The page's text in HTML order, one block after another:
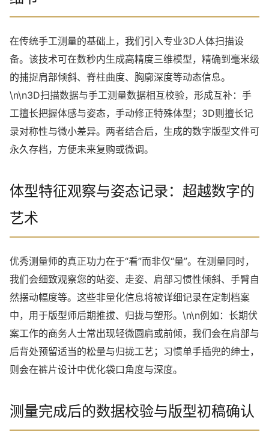
在传统手工测量的基础上，我们引入专业3D人体扫描设
备。该技术可在数秒内生成高精度三维模型，精确到毫米级
的捕捉肩部倾斜、脊柱曲度、胸廓深度等动态信息。
\n\n3D扫描数据与手工测量数据相互校验，形成互补：手
工擅长把握体感与姿态，手动修正特殊体型；3D则擅长记
录对称性与微小差异。两者结合后，生成的数字版型文件可
永久存档，方便未来复购或微调。
体型特征观察与姿态记录：超越数字的
艺术
优秀测量师的真正功力在于“看”而非仅“量”。在测量同时，
我们会细致观察您的站姿、走姿、肩部习惯性倾斜、手臂自
然摆动幅度等。这些非量化信息将被详细记录在定制档案
中，用于版型师后期推拔、归拢与塑形。\n\n例如：长期伏
案工作的商务人士常出现轻微圆肩或前倾，我们会在肩部与
后背处预留适当的松量与归拢工艺；习惯单手插兜的绅士，
则会在裤片设计中优化袋口角度与深度。
测量完成后的数据校验与版型初稿确认